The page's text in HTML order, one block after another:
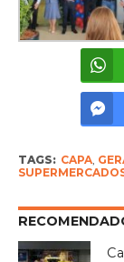
TAGS: CAPA,